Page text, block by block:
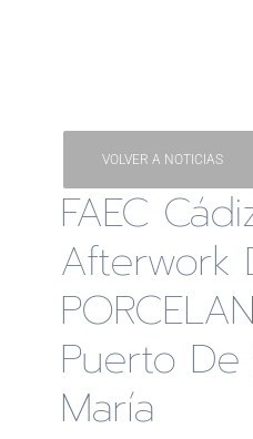
VOLVER A NOTICIAS
FAEC
Afterwork
Puerto De
María